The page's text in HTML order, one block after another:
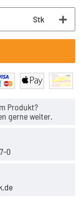
Stk
Produkt?
gerne weiter.
0